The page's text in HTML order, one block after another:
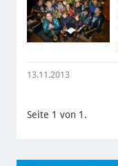
13.11.2013
Seite 1 von 1.